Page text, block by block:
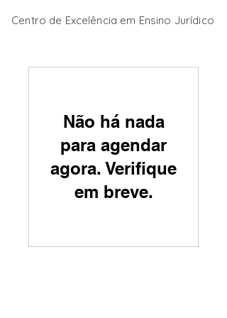
Centro de Excelência em Ensino Jurídico
Não há nada
para agendar
agora. Verifique
em breve.